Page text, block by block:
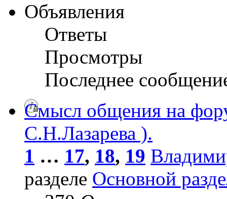
Объявления
Ответы
Просмотры
Последнее
Смысл общения на
С.Н.Лазарева ).
1 … 17, 18, 19
разделе Основной